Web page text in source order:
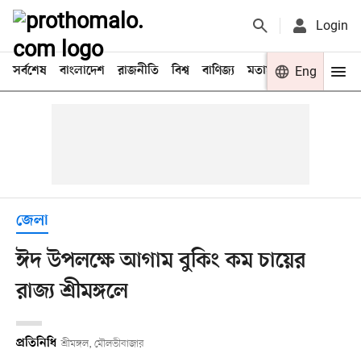
Login
সর্বশেষ বাংলাদেশ রাজনীতি বিশ্ব বাণিজ্য মতামত খেলা
Eng
জেলা
ঈদ উপলক্ষে আগাম বুকিং কম চায়ের
রাজ্য শ্রীমঙ্গলে
প্রতিনিধি শ্রীমঙ্গল, মৌলভীবাজার